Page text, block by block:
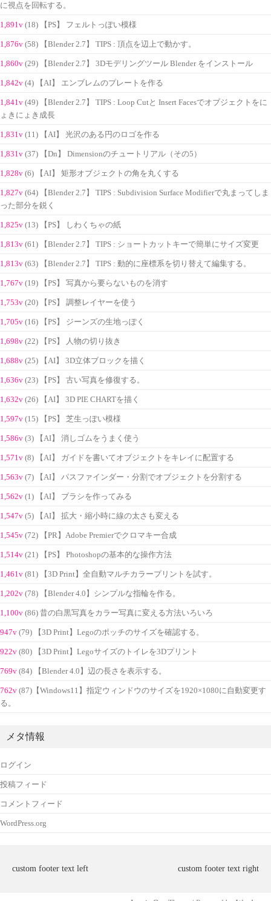
に視点を回転する。
1,891v (18) 【PS】 フェルトっぽい模様
1,876v (58) 【Blender 2.7】 TIPS : 頂点を辺上で動かす。
1,860v (29) 【Blender 2.7】 3Dモデリングツール Blender をインストール
1,842v (4) 【AI】 エンブレムのプレートを作る
1,841v (49) 【Blender 2.7】 TIPS : Loop Cutと Insert Facesでオブジェクトをに
ょきにょき成長
1,831v (11) 【AI】 光沢のある円のロゴを作る
1,831v (37) 【Dn】 Dimensionのチュートリアル（その5）
1,828v (6) 【AI】 矩形オブジェクトの角を丸くする
1,827v (64) 【Blender 2.7】 TIPS : Subdivision Surface Modifierで丸まってしま
った部分を鋭く
1,825v (13) 【PS】 しわくちゃの紙
1,813v (61) 【Blender 2.7】 TIPS : ショートカットキーで簡単にサイズ変更
1,813v (63) 【Blender 2.7】 TIPS : 動的に座標系を切り替えて編集する。
1,767v (19) 【PS】 写真から要らないものを消す
1,753v (20) 【PS】 調整レイヤーを使う
1,705v (16) 【PS】 ジーンズの生地っぽく
1,698v (22) 【PS】 人物の切り抜き
1,688v (25) 【AI】 3D立体ブロックを描く
1,636v (23) 【PS】 古い写真を修復する。
1,632v (26) 【AI】 3D PIE CHARTを描く
1,597v (15) 【PS】 芝生っぽい模様
1,586v (3) 【AI】 消しゴムをうまく使う
1,571v (8) 【AI】 ガイドを書いてオブジェクトをキレイに配置する
1,563v (7) 【AI】 パスファインダー・分割でオブジェクトを分割する
1,562v (1) 【AI】 ブラシを作ってみる
1,547v (5) 【AI】 拡大・縮小時に線の太さも変える
1,545v (72) 【PR】Adobe Premierでクロマキー合成
1,514v (21) 【PS】 Photoshopの基本的な操作方法
1,461v (81) 【3D Print】全自動マルチカラープリントを試す。
1,202v (78) 【Blender 4.0】シンプルな指輪を作る。
1,100v (86) 昔の白黒写真をカラー写真に変える方法いろいろ
947v (79) 【3D Print】Legoのポッチのサイズを確認する。
922v (80) 【3D Print】Legoサイズのトイレを3Dプリント
769v (84) 【Blender 4.0】辺の長さを表示する。
762v (87)【Windows11】指定ウィンドウのサイズを1920×1080に自動変更す
る。
メタ情報
ログイン
投稿フィード
コメントフィード
WordPress.org
custom footer text left custom footer text right